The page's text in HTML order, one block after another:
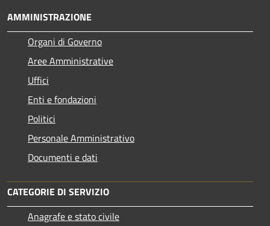
AMMINISTRAZIONE
Organi di Governo
Aree Amministrative
Uffici
Enti e fondazioni
Politici
Personale Amministrativo
Documenti e dati
CATEGORIE DI SERVIZIO
Anagrafe e stato civile